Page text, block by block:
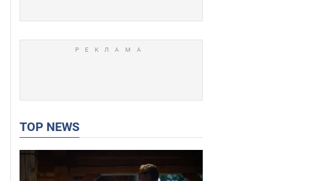
TOP NEWS